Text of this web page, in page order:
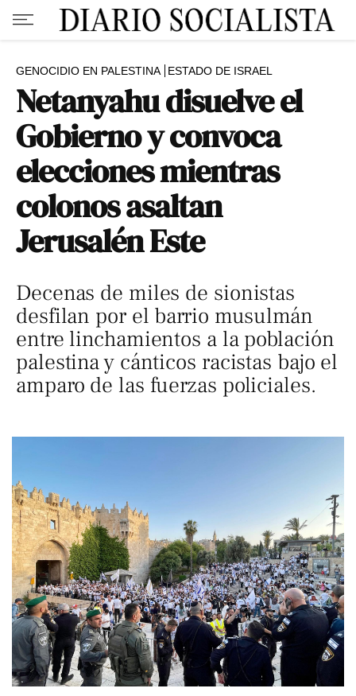
GENOCIDIO EN PALESTINA ESTADO DE ISRAEL
Netanyahu disuelve el
Gobierno y convoca
elecciones mientras
colonos asaltan
Jerusalén Este
Decenas de miles de sionistas
desfilan por el barrio musulmán
entre linchamientos a la población
palestina y cánticos racistas bajo el
amparo de las fuerzas policiales.